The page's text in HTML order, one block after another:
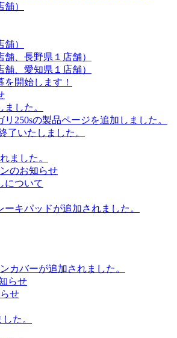
）
）
、長野県１店舗）
、愛知県１店舗）
開始します！
した。
250sの製品ページを追加しました。
了いたしました。
ました。
のお知らせ
について
キパッドが追加されました。
カバーが追加されました。
らせ
せ
た。